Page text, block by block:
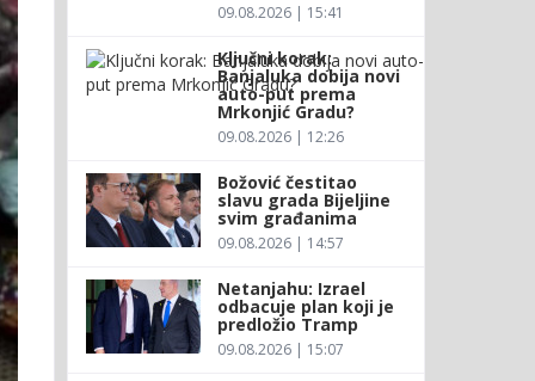
09.08.2026 | 15:41
Ključni korak:
Banjaluka dobija novi
auto-put prema
Mrkonjić Gradu?
09.08.2026 | 12:26
Božović čestitao
slavu grada Bijeljine
svim građanima
09.08.2026 | 14:57
Netanjahu: Izrael
odbacuje plan koji je
predložio Tramp
09.08.2026 | 15:07